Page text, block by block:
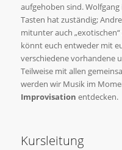
aufgehoben sind.
Tasten hat zuständig;
mitunter auch
könnt euch entweder mit
verschiedene vorhandene
Teilweise mit allen
werden wir Musik im
Improvisation entdecken.
Kursleitung